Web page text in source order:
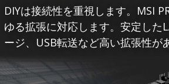
DIYは接続性を重視します。MSI
ゆる拡張に対応します。安定した
ージ、USB転送など高い拡張性が